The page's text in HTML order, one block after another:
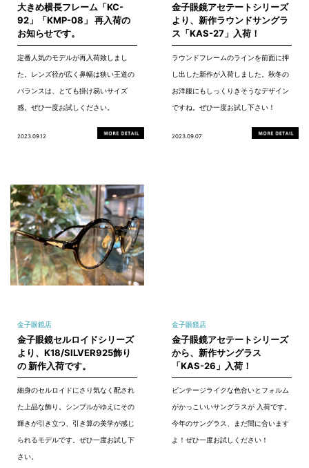
大きめ横長フレーム「KC-
92」「KMP-08」 再入荷の
お知らせです。
定番人気のモデルが再入荷致しまし
た。レンズ径が広く鼻幅は狭い王道の
バランスは、とても掛け易いサイズ
感。ぜひ一度お試しください。
2023.09.12
金子眼鏡アセテートシリーズ
より、新作ラウンドサングラ
ス「KAS-27」入荷！
ラウンドフレームのラインを前面に押
し出した新作が入荷しました。秋冬の
お洋服にもしっくりきそうなデザイン
ですね。ぜひ一度お試し下さい！
2023.09.07
金子眼鏡店
金子眼鏡セルロイドシリーズ
より、K18/SILVER925飾り
の 新作入荷です。
細身のセルロイドにさり気なく配され
た上品な飾り。シンプルがゆえにその
輝きが引き立つ、引き算の美学が感じ
られるモデルです。ぜひ一度お試し下
さい。
金子眼鏡店
金子眼鏡アセテートシリーズ
から、新作サングラス
「KAS-26」入荷！
ビンテージライクな色合いとフォルム
がかっこいいサングラスが 入荷です。
今年のサングラス、まだ間に合います
よ！ぜひ一度お試しください！